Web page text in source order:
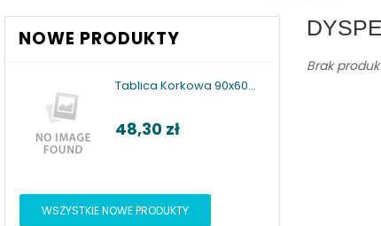
NOWE PRODUKTY
Tablica Korkowa 90x60...
48,30 zł
WSZYSTKIE NOWE PRODUKTY
Brak